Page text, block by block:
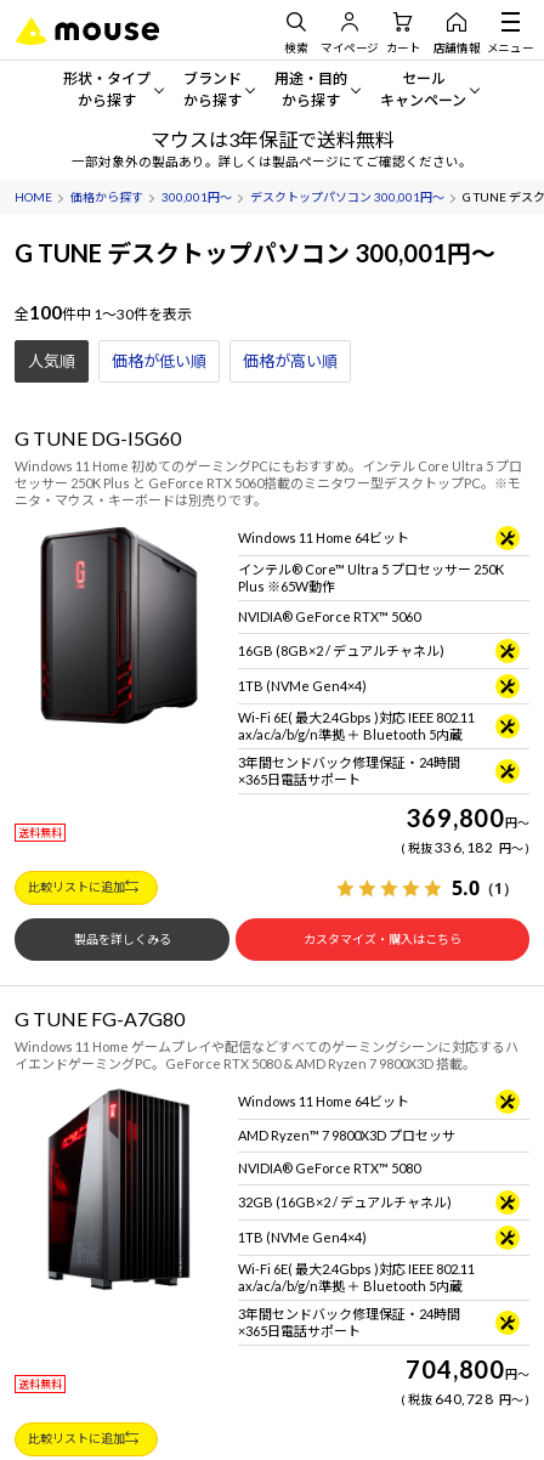
検索 マイページ カート 店舗情報 メニュー
形状・タイプ
から探す
形状・タイプから探す をすべてみる
デスクトップPC
ノートPC
タブレット
サーバー
ワークステーション
ディスプレイ
Windows 11|Copilot+ PC
ブランド
から探す
mouse
G TUNE
NEXTGEAR
DAIV
MousePro
Windows 11
用途・目的
から探す
一般向けパソコン
ゲーミングPC・ゲーム向けパソコン
クリエイティブ向け
学習向けパソコン
Windows 11|Copilot+ PC
セール
キャンペーン
セール・キャンペー
期間限定セール
マウスは3年保証で送料無料
一部対象外の製品あり。詳しくは製品ページにてご確認ください。
HOME 価格から探す 300,001円～ デスクトップパソコン 300,001円～ G TUNE デス
G TUNE デスクトップパソコン 300,001円～
全100件中 1～30件を表示
人気順 価格が低い順 価格が高い順
G TUNE DG-I5G60
Windows 11 Home 初めてのゲーミングPCにもおすすめ。インテル Core Ultra 5 プロ
セッサー 250K Plus と GeForce RTX 5060搭載のミニタワー型デスクトップPC。※モ
ニタ・マウス・キーボードは別売りです。
Windows 11 Home 64ビット
インテル® Core™ Ultra 5 プロセッサー 250K
Plus ※65W動作
NVIDIA® GeForce RTX™ 5060
16GB (8GB×2 / デュアルチャネル)
1TB (NVMe Gen4×4)
Wi-Fi 6E( 最大2.4Gbps )対応 IEEE 802.11
ax/ac/a/b/g/n準拠 ＋ Bluetooth 5内蔵
3年間センドバック修理保証・24時間
×365日電話サポート
送料無料 369,800円～
税抜336,182 円～
比較リストに追加 5.0 （1）
製品を詳しくみる カスタマイズ・購入はこちら
G TUNE FG-A7G80
Windows 11 Home ゲームプレイや配信などすべてのゲーミングシーンに対応するハ
イエンドゲーミングPC。GeForce RTX 5080 & AMD Ryzen 7 9800X3D 搭載。
Windows 11 Home 64ビット
AMD Ryzen™ 7 9800X3D プロセッサ
NVIDIA® GeForce RTX™ 5080
32GB (16GB×2 / デュアルチャネル)
1TB (NVMe Gen4×4)
Wi-Fi 6E( 最大2.4Gbps )対応 IEEE 802.11
ax/ac/a/b/g/n準拠 ＋ Bluetooth 5内蔵
3年間センドバック修理保証・24時間
×365日電話サポート
送料無料 704,800円～
税抜 640,728 円～
比較リストに追加